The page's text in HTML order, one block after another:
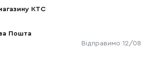
КТС
Пошта
Відправимо 12/08